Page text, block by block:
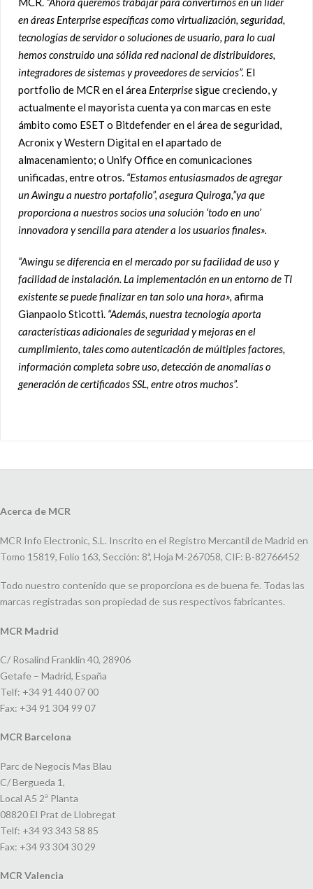
en áreas Enterprise específicas como virtualización, seguridad,
tecnologías de servidor o soluciones de usuario, para lo cual
hemos construido una sólida red nacional de distribuidores,
integradores de sistemas y proveedores de servicios”. El
portfolio de MCR en el área Enterprisesigue creciendo, y
actualmente el mayorista cuenta ya con marcas en este
ámbito como ESET o Bitdefender en el área de seguridad,
Acronix y Western Digital en el apartado de
almacenamiento; o Unify Office en comunicaciones
unificadas, entre otros. “Estamos entusiasmados de agregar
un Awingu a nuestro portafolio”, asegura Quiroga,”ya que
proporciona a nuestros socios una solución ‘todo en uno’
innovadora y sencilla para atender a los usuarios finales».
“Awingu se diferencia en el mercado por su facilidad de uso y
facilidad de instalación. La implementación en un entorno de TI
existente se puede finalizar en tan solo una hora», afirma
Gianpaolo Sticotti. “Además, nuestra tecnología aporta
características adicionales de seguridad y mejoras en el
cumplimiento, tales como autenticación de múltiples factores,
información completa sobre uso, detección de anomalías o
generación de certificados SSL, entre otros muchos”.
Acerca de MCR
MCR Info Electronic, S.L. Inscrito en el Registro Mercantil de Madrid en
Tomo 15819, Folio 163, Sección: 8ª, Hoja M-267058, CIF: B-82766452
Todo nuestro contenido que se proporciona es de buena fe. Todas las
marcas registradas son propiedad de sus respectivos fabricantes.
MCR Madrid
C/ Rosalind Franklin 40, 28906
Getafe – Madrid, España
Telf: +34 91 440 07 00
Fax: +34 91 304 99 07
MCR Barcelona
Parc de Negocis Mas Blau
C/ Bergueda 1,
Local A5 2ª Planta
08820 El Prat de Llobregat
Telf: +34 93 343 58 85
Fax: +34 93 304 30 29
MCR Valencia